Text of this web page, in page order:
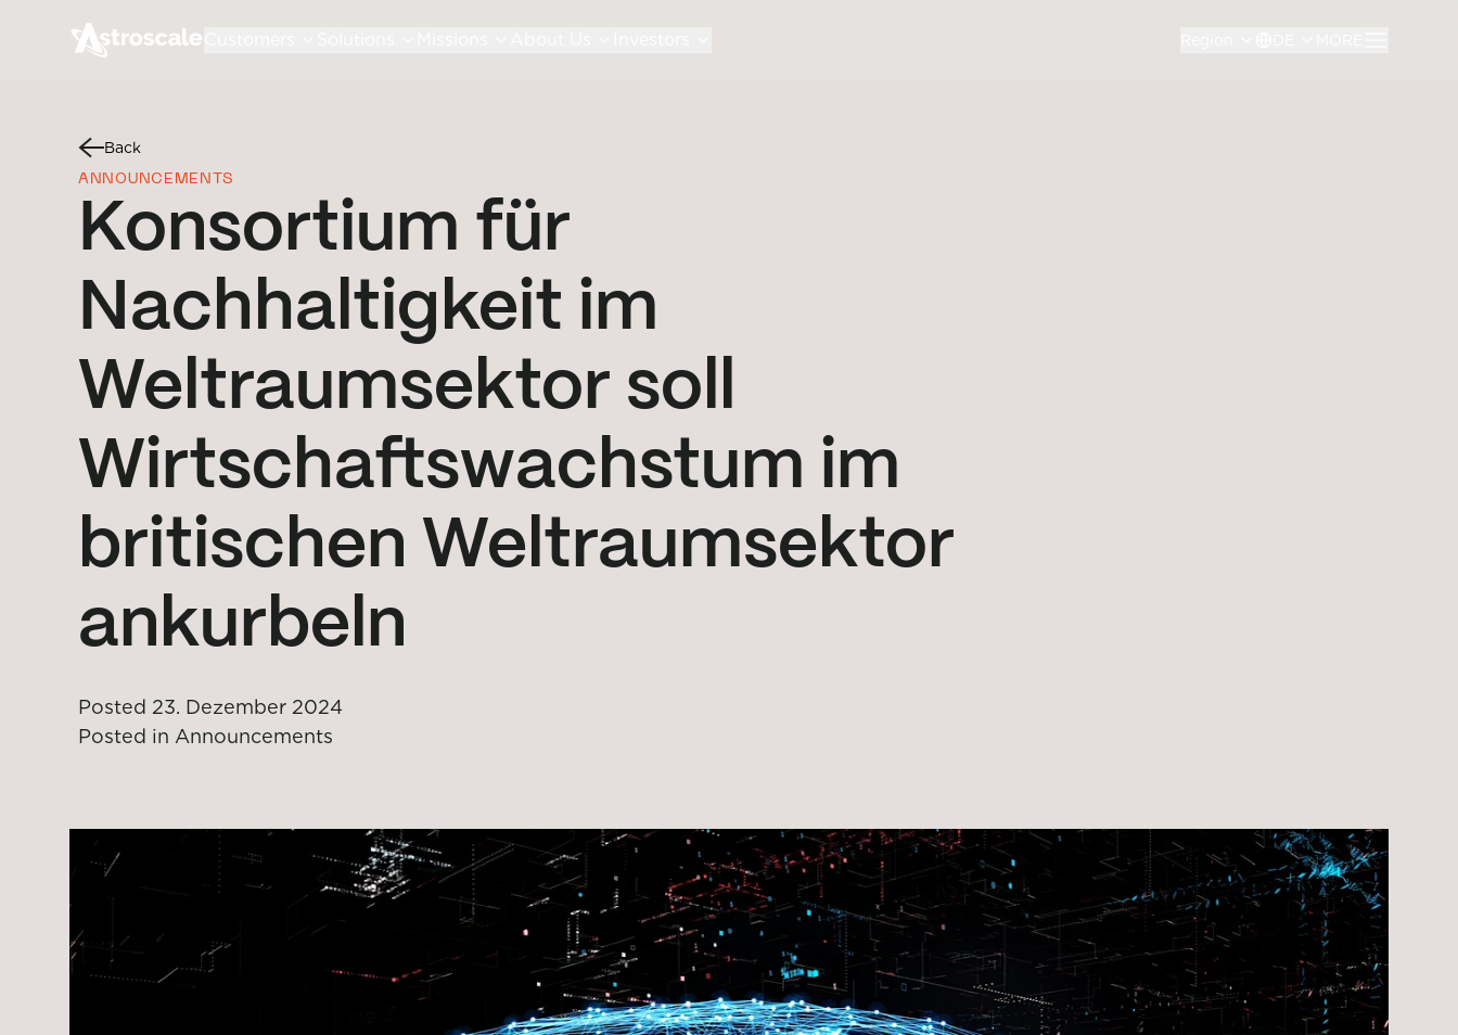
Back
ANNOUNCEMENTS
Konsortium für
Nachhaltigkeit im
Weltraumsektor soll
Wirtschaftswachstum im
britischen Weltraumsektor
ankurbeln
Posted 23. Dezember 2024
Posted in Announcements